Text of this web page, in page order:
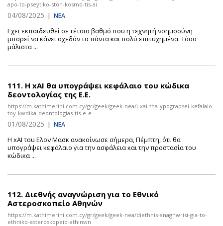
apo-to-pseytiko-ston-kosmo-tis-ai
04/08/2025 | ΝΕΑ
Εχει εκπαιδευθεί σε τέτοιο βαθμό που η τεχνητή νοημοσύνη
μπορεί να κάνει σχεδόν τα πάντα και πολύ επιτυχημένα. Τόσο
μάλιστα ...
111. Η xΑΙ θα υπογράψει κεφάλαιο του κώδικα
δεοντολογίας της Ε.Ε.
https://m.kathimerini.com.cy/gr/geek/geek-nea/i-xai-tha-ypograpsei-kefalaio-
toy-kwdika-deontologias-tis-e-e
01/08/2025 | ΝΕΑ
Η xAI του Ελον Μασκ ανακοίνωσε σήμερα, Πέμπτη, ότι θα
υπογράψει κεφάλαιο για την ασφάλεια και την προστασία του
κώδικα ...
112. Διεθνής αναγνώριση για το Εθνικό
Αστεροσκοπείο Αθηνών
https://m.kathimerini.com.cy/gr/geek/geek-nea/diethnis-anagnwrisi-gia-to-
ethniko-asteroskopeio-athinwn